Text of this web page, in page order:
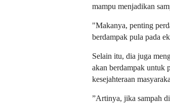
mampu menjadikan
"Makanya, penting
berdampak pula pada
Selain itu, dia juga
akan berdampak untuk
kesejahteraan
”Artinya, jika sampah